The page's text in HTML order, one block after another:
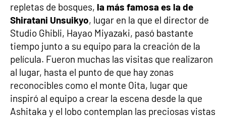
repletas de bosques, la más famosa es la de
Shiratani Unsuikyo, lugar en la que el director de
Studio Ghibli, Hayao Miyazaki, pasó bastante
tiempo junto a su equipo para la creación de la
película. Fueron muchas las visitas que realizaron
al lugar, hasta el punto de que hay zonas
reconocibles como el monte Oita, lugar que
inspiró al equipo a crear la escena desde la que
Ashitaka y el lobo contemplan las preciosas vistas